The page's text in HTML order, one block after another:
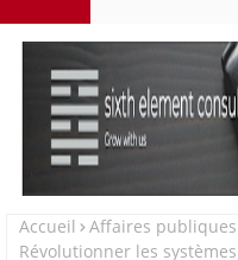
Accueil Affaires publiques
Révolutionner les